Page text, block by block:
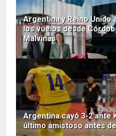
Argentina y Reino
los vuelos desde
Malvinas
Argentina cayó 3-2 ante
último amistoso antes